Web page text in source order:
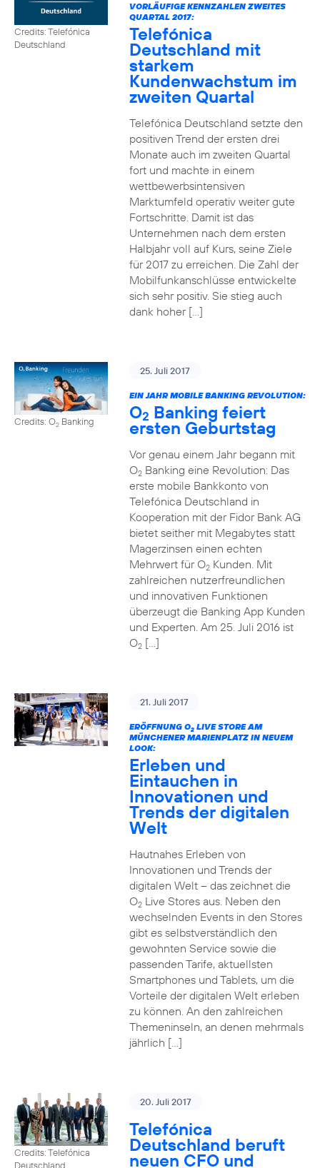
Credits: Telefónica
Deutschland
VORLÄUFIGE KENNZAHLEN ZWEITES
QUARTAL 2017:
Telefónica
Deutschland mit
starkem
Kundenwachstum im
zweiten Quartal
Telefónica Deutschland setzte den
positiven Trend der ersten drei
Monate auch im zweiten Quartal
fort und machte in einem
wettbewerbsintensiven
Marktumfeld operativ weiter gute
Fortschritte. Damit ist das
Unternehmen nach dem ersten
Halbjahr voll auf Kurs, seine Ziele
für 2017 zu erreichen. Die Zahl der
Mobilfunkanschlüsse entwickelte
sich sehr positiv. Sie stieg auch
dank hoher […]
Credits: O2 Banking
25. Juli 2017
EIN JAHR MOBILE BANKING REVOLUTION:
O2 Banking feiert
ersten Geburtstag
Vor genau einem Jahr begann mit
O2Banking eine Revolution: Das
erste mobile Bankkonto von
Telefónica Deutschland in
Kooperation mit der Fidor Bank AG
bietet seither mit Megabytes statt
Magerzinsen einen echten
Mehrwert für O2Kunden. Mit
zahlreichen nutzerfreundlichen
und innovativen Funktionen
überzeugt die Banking App Kunden
und Experten. Am 25. Juli 2016 ist
O2[…]
21. Juli 2017
ERÖFFNUNG O2LIVE STORE AM
MÜNCHENER MARIENPLATZ IN NEUEM
LOOK:
Erleben und
Eintauchen in
Innovationen und
Trends der digitalen
Welt
Hautnahes Erleben von
Innovationen und Trends der
digitalen Welt – das zeichnet die
O2Live Stores aus. Neben den
wechselnden Events in den Stores
gibt es selbstverständlich den
gewohnten Service sowie die
passenden Tarife, aktuellsten
Smartphones und Tablets, um die
Vorteile der digitalen Welt erleben
zu können. An den zahlreichen
Themeninseln, an denen mehrmals
jährlich […]
Credits: Telefónica
Deutschland
20. Juli 2017
Telefónica
Deutschland beruft
neuen CFO und